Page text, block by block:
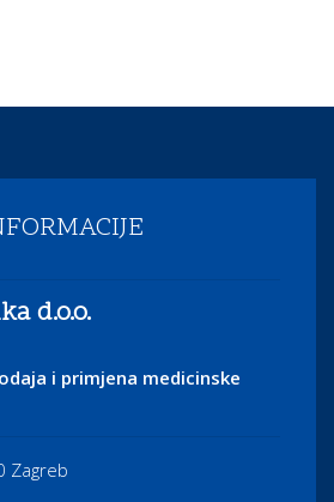
d.o.o.
i primjena medicinske
Zagreb